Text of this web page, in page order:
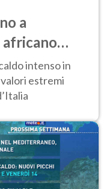
a
intenso in
estremi